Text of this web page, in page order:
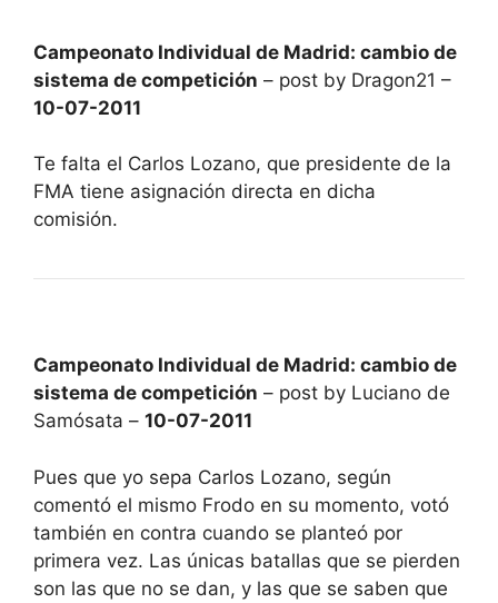
Campeonato Individual de Madrid: cambio de
sistema de competición – post by Dragon21 –
10-07-2011
Te falta el Carlos Lozano, que presidente de la
FMA tiene asignación directa en dicha
comisión.
Campeonato Individual de Madrid: cambio de
sistema de competición – post by Luciano de
Samósata – 10-07-2011
Pues que yo sepa Carlos Lozano, según
comentó el mismo Frodo en su momento, votó
también en contra cuando se planteó por
primera vez. Las únicas batallas que se pierden
son las que no se dan, y las que se saben que